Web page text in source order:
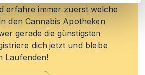
erfahre immer zuerst welche
den Cannabis Apotheken
gerade die günstigsten
dich jetzt und bleibe
Laufenden!